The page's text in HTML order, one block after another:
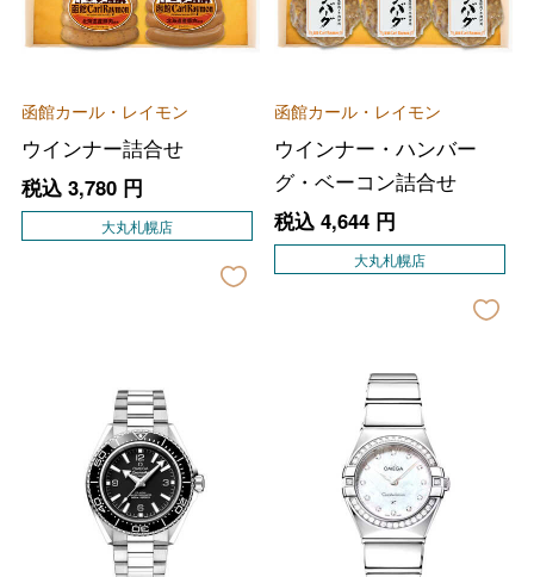
函館カール・レイモン
ウインナー詰合せ
税込 3,780円
大丸札幌店
函館カール・レイモン
ウインナー・ハンバー
グ・ベーコン詰合せ
税込 4,644円
大丸札幌店